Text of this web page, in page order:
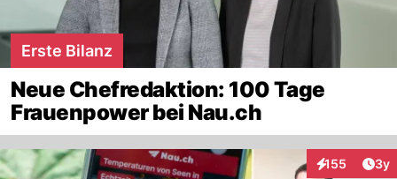
Erste Bilanz
Neue Chefredaktion: 100 Tage
Frauenpower bei Nau.ch
155
Interaktionen
3y